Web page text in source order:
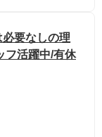
必要なしの理
フ活躍中/有休